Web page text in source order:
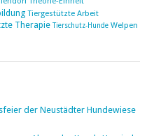
Tiergestützte Arbeit
Therapie Tierschutz-Hunde Welpen
der Neustädter Hundewiese